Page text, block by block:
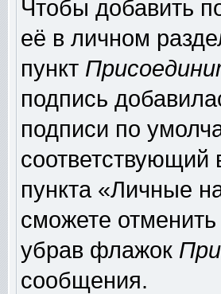
Чтобы добавить
её в личном
пункт
подпись
подписи по
пункта «Личные
сможете
убрав флажок
сообщения.